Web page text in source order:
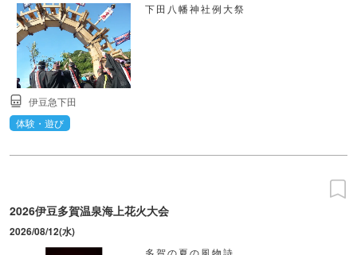
下田八幡神社例大祭
伊豆急下田
体験・遊び
2026伊豆多賀温泉海上花火大会
2026/08/12(水)
多賀の夏の風物詩